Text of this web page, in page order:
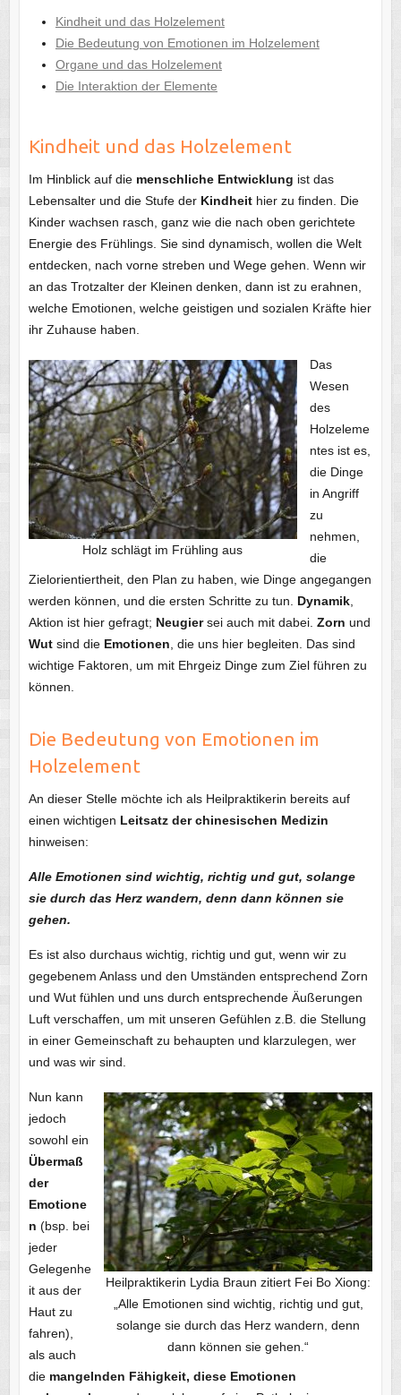
Kindheit und das Holzelement
Die Bedeutung von Emotionen im Holzelement
Organe und das Holzelement
Die Interaktion der Elemente
Kindheit und das Holzelement
Im Hinblick auf die menschliche Entwicklung ist das
Lebensalter und die Stufe der Kindheithier zu finden. Die
Kinder wachsen rasch, ganz wie die nach oben gerichtete
Energie des Frühlings. Sie sind dynamisch, wollen die Welt
entdecken, nach vorne streben und Wege gehen. Wenn wir
an das Trotzalter der Kleinen denken, dann ist zu erahnen,
welche Emotionen, welche geistigen und sozialen Kräfte hier
ihr Zuhause haben.
Holz schlägt im Frühling aus
Das
Wesen
des
Holzeleme
ntes ist es,
die Dinge
in Angriff
zu
nehmen,
die
Zielorientiertheit, den Plan zu haben, wie Dinge angegangen
werden können, und die ersten Schritte zu tun. Dynamik,
Aktion ist hier gefragt; Neugiersei auch mit dabei. Zorn und
Wutsind die Emotionen , die uns hier begleiten. Das sind
wichtige Faktoren, um mit Ehrgeiz Dinge zum Ziel führen zu
können.
Die Bedeutung von Emotionen im
Holzelement
An dieser Stelle möchte ich als Heilpraktikerin bereits auf
einen wichtigen Leitsatz der chinesischen Medizin
hinweisen:
Alle Emotionen sind wichtig, richtig und gut, solange
sie durch das Herz wandern, denn dann können sie
gehen.
Es ist also durchaus wichtig, richtig und gut, wenn wir zu
gegebenem Anlass und den Umständen entsprechend Zorn
und Wut fühlen und uns durch entsprechende Äußerungen
Luft verschaffen, um mit unseren Gefühlen z.B. die Stellung
in einer Gemeinschaft zu behaupten und klarzulegen, wer
und was wir sind.
Heilpraktikerin Lydia Braun zitiert Fei Bo Xiong:
„Alle Emotionen sind wichtig, richtig und gut,
solange sie durch das Herz wandern, denn
dann können sie gehen.“
Nun kann
jedoch
sowohl ein
Übermaß
der
Emotione
n (bsp. bei
jeder
Gelegenhe
it aus der
Haut zu
fahren),
als auch
die mangelnden Fähigkeit, diese Emotionen